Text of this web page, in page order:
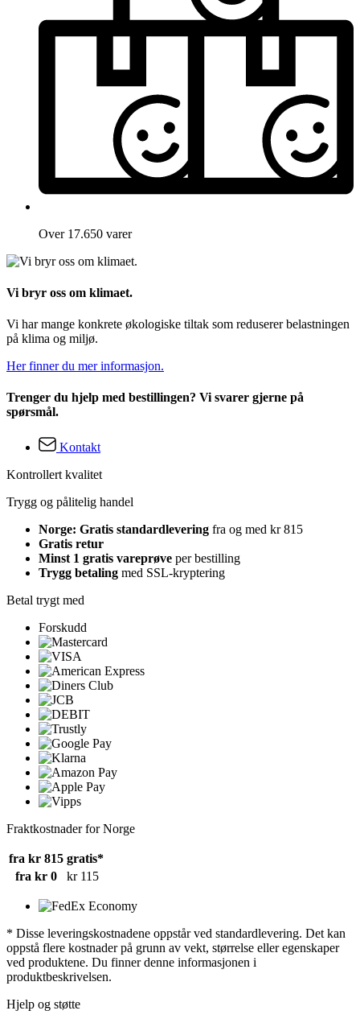
Over 17.650 varer
Vi bryr oss om klimaet.
Vi har mange konkrete økologiske tiltak som reduserer belastningen
på klima og miljø.
Her finner du mer informasjon.
Trenger du hjelp med bestillingen? Vi svarer gjerne på
spørsmål.
Kontakt
Kontrollert kvalitet
Trygg og pålitelig handel
Norge: Gratis standardlevering fra og med kr 815
Gratis retur
Minst 1 gratis vareprøve per bestilling
Trygg betaling med SSL-kryptering
Betal trygt med
Forskudd
Fraktkostnader for Norge
fra kr 815 gratis*
fra kr 0
kr 115
* Disse leveringskostnadene oppstår ved standardlevering. Det kan
oppstå flere kostnader på grunn av vekt, størrelse eller egenskaper
ved produktene. Du finner denne informasjonen i
produktbeskrivelsen.
Hjelp og støtte